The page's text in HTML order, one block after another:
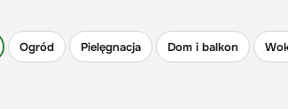
Ogród Pielęgnacja Dom i balkon